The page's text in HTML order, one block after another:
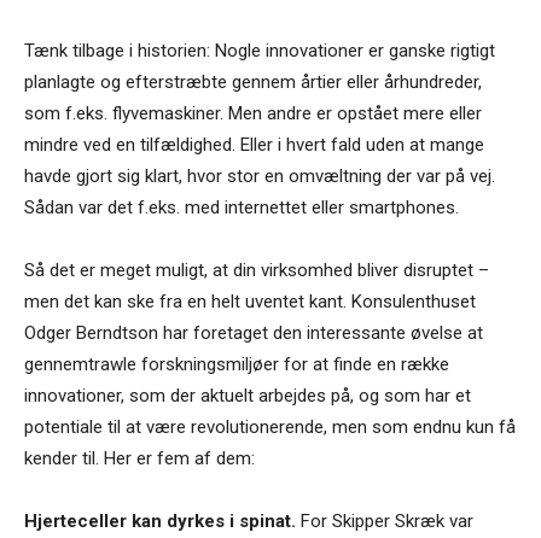
Tænk tilbage i historien: Nogle innovationer er ganske rigtigt
planlagte og efterstræbte gennem årtier eller århundreder,
som f.eks. flyvemaskiner. Men andre er opstået mere eller
mindre ved en tilfældighed. Eller i hvert fald uden at mange
havde gjort sig klart, hvor stor en omvæltning der var på vej.
Sådan var det f.eks. med internettet eller smartphones.
Så det er meget muligt, at din virksomhed bliver disruptet –
men det kan ske fra en helt uventet kant. Konsulenthuset
Odger Berndtson har foretaget den interessante øvelse at
gennemtrawle forskningsmiljøer for at finde en række
innovationer, som der aktuelt arbejdes på, og som har et
potentiale til at være revolutionerende, men som endnu kun få
kender til. Her er fem af dem:
Hjerteceller kan dyrkes i spinat. For Skipper Skræk var